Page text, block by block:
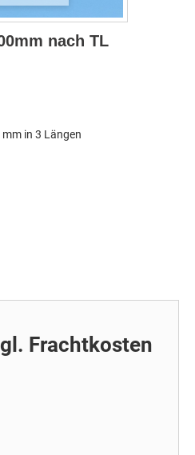
nach TL
in 3 Längen
Frachtkosten